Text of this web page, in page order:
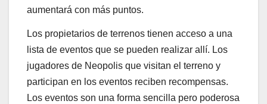
aumentará con más puntos.
Los propietarios de terrenos tienen acceso a una
lista de eventos que se pueden realizar allí. Los
jugadores de Neopolis que visitan el terreno y
participan en los eventos reciben recompensas.
Los eventos son una forma sencilla pero poderosa